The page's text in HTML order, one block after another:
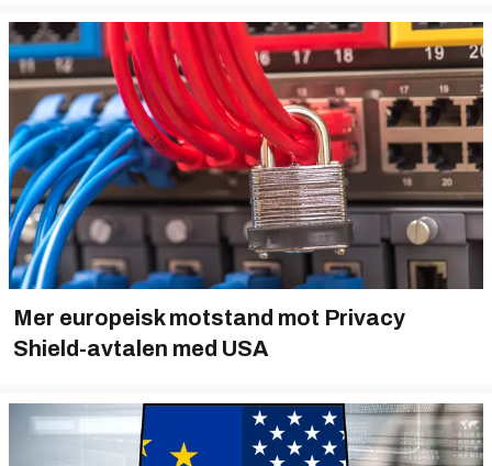
Mer europeisk motstand mot Privacy
Shield-avtalen med USA